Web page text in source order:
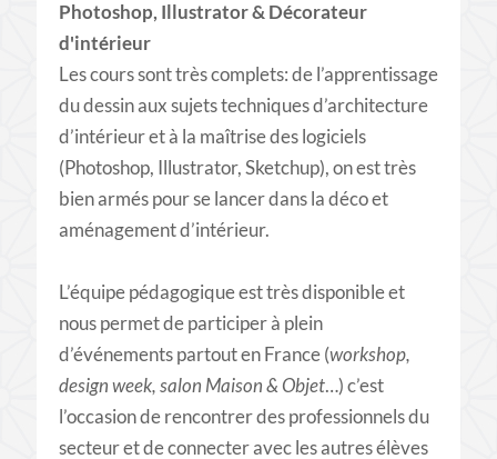
Photoshop, Illustrator & Décorateur
d'intérieur
Les cours sont très complets: de l’apprentissage
du dessin aux sujets techniques d’architecture
d’intérieur et à la maîtrise des logiciels
(Photoshop, Illustrator, Sketchup), on est très
bien armés pour se lancer dans la déco et
aménagement d’intérieur.
L’équipe pédagogique est très disponible et
nous permet de participer à plein
d’événements partout en France (workshop,
design week, salon Maison & Objet…) c’est
l’occasion de rencontrer des professionnels du
secteur et de connecter avec les autres élèves